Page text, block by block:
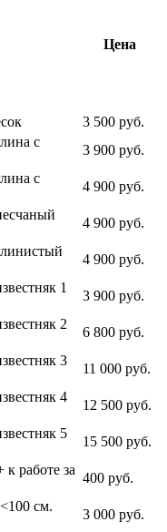
Цена
3 500 руб.
с
3 900 руб.
с
4 900 руб.
4 900 руб.
4 900 руб.
1
3 900 руб.
2
6 800 руб.
3
11 000 руб.
4
12 500 руб.
5
15 500 руб.
к работе за
400 руб.
см.
3 000 руб.